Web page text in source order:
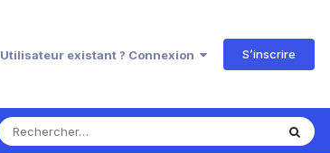
Utilisateur existant ? Connexion S’inscrire